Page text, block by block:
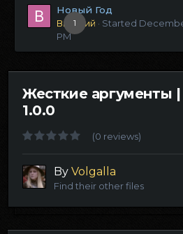
1
Новый Год
Виталий · Started
PM
Жесткие аргументы
1.0.0
(0 reviews)
By Volgalla
Find their other files